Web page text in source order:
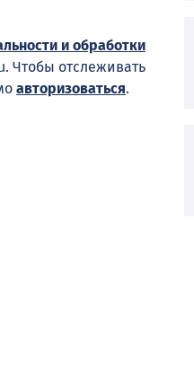
и обработки
Чтобы отслеживать
авторизоваться.